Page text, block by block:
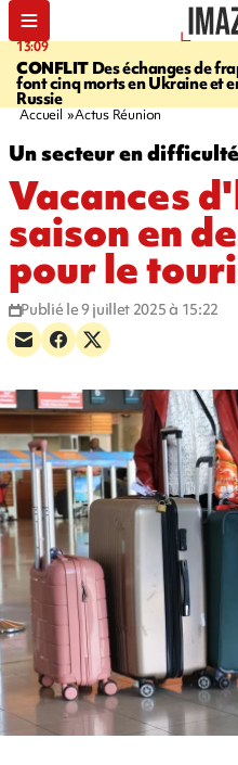
13:09
CONFLIT Des échanges de
font cinq morts en Ukraine et
Russie
Accueil Actus Réunion
Un secteur en difficulté
Vacances
saison en
pour le
Publié le 9 juillet 2025 à 15:22